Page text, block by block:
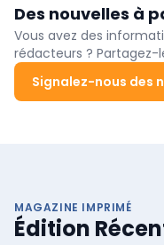
Des nouvelles à
Vous avez des
rédacteurs ? Partagez-
Signalez-nous des
MAGAZINE IMPRIMÉ
Édition